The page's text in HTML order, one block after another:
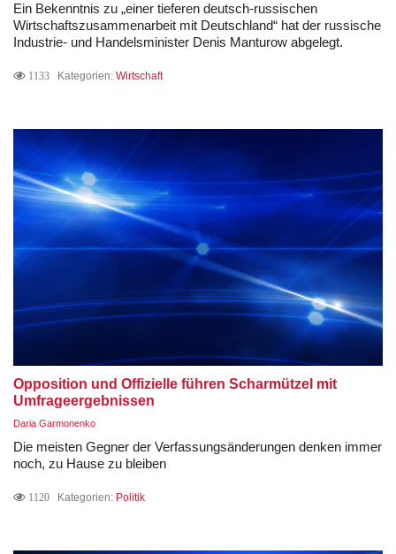
Ein Bekenntnis zu „einer tieferen deutsch-russischen
Wirtschaftszusammenarbeit mit Deutschland“ hat der russische
Industrie- und Handelsminister Denis Manturow abgelegt.
1133 Kategorien: Wirtschaft
Opposition und Offizielle führen Scharmützel mit
Umfrageergebnissen
Daria Garmonenko
Die meisten Gegner der Verfassungsänderungen denken immer
noch, zu Hause zu bleiben
1120 Kategorien: Politik